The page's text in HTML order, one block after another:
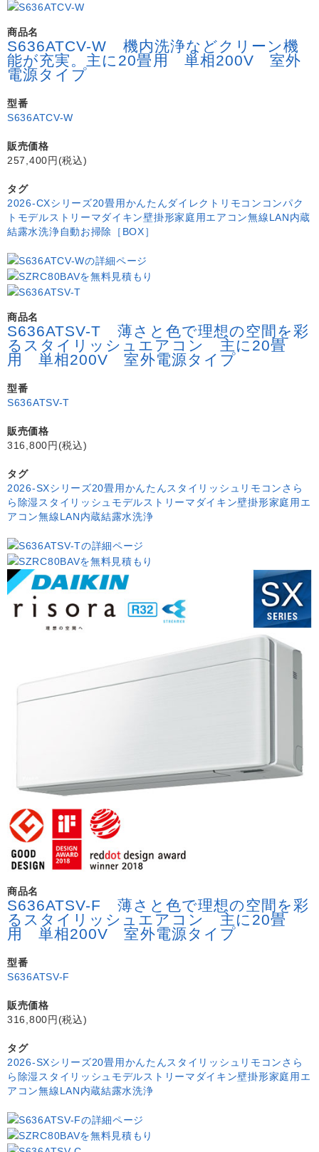
商品名
S636ATCV-W 機内洗浄などクリーン機
能が充実。主に20畳用 単相200V 室外
電源タイプ
型番
S636ATCV-W
販売価格
257,400円(税込)
タグ
2026-CXシリーズ20畳用かんたんダイレクトリモコン コンパク
トモデルストリーマダイキン壁掛形家庭用エアコン無線LAN内蔵
結露水洗浄自動お掃除［BOX］
商品名
S636ATSV-T 薄さと色で理想の空間を彩
るスタイリッシュエアコン 主に20畳
用 単相200V 室外電源タイプ
型番
S636ATSV-T
販売価格
316,800円(税込)
タグ
2026-SXシリーズ20畳用かんたんスタイリッシュリモコンさら
ら除湿 スタイリッシュモデルストリーマ ダイキン壁掛形家庭用エ
アコン無線LAN内蔵結露水洗浄
商品名
S636ATSV-F 薄さと色で理想の空間を彩
るスタイリッシュエアコン 主に20畳
用 単相200V 室外電源タイプ
型番
S636ATSV-F
販売価格
316,800円(税込)
タグ
2026-SXシリーズ20畳用かんたんスタイリッシュリモコンさら
ら除湿 スタイリッシュモデルストリーマ ダイキン壁掛形家庭用エ
アコン無線LAN内蔵結露水洗浄